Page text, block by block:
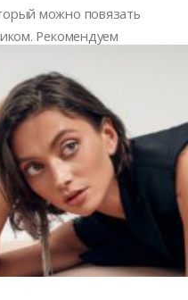
можно повязать
Рекомендуем
или поверх
гардероба – это
аксессуарный
3,5 см⁣⁣⠀